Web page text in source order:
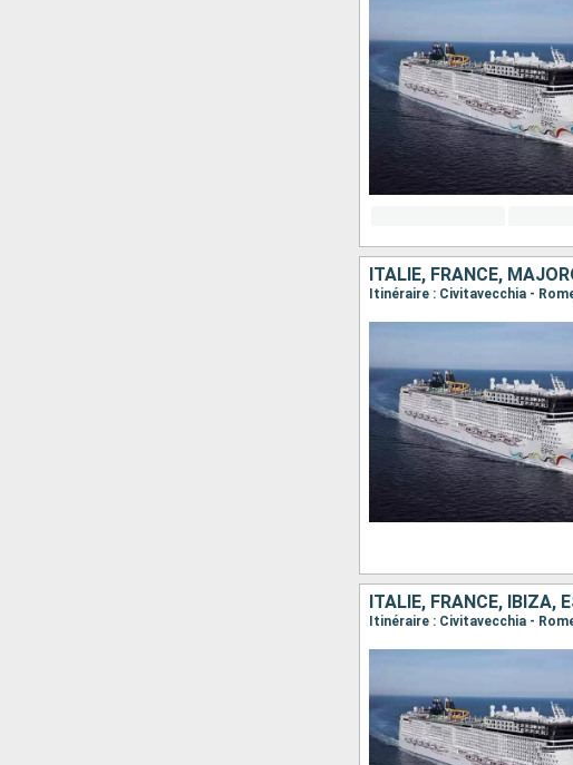
ITALIE, FRANCE,
Itinéraire : Civitavecchia -
ITALIE, FRANCE, IBIZA,
Itinéraire : Civitavecchia -